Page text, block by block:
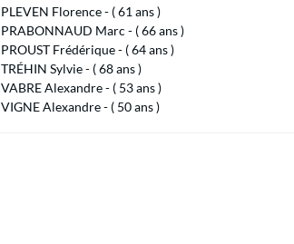
PLEVEN Florence - ( 61 ans )
PRABONNAUD Marc - ( 66 ans )
PROUST Frédérique - ( 64 ans )
TRÉHIN Sylvie - ( 68 ans )
VABRE Alexandre - ( 53 ans )
VIGNE Alexandre - ( 50 ans )